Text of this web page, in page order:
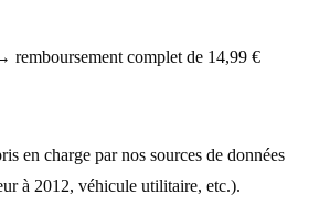
remboursement complet de 14,99 €
en charge par nos sources de données
à 2012, véhicule utilitaire, etc.).